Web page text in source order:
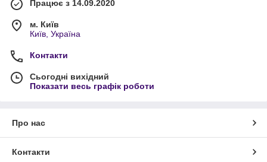
Працює з 14.09.2020
м. Київ
Київ, Україна
Контакти
Сьогодні вихідний
Показати весь графік роботи
Про нас
Контакти